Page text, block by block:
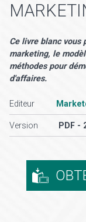
Ce livre blanc vous
marketing, le
méthodes pour
d'affaires.
Editeur
Version PDF -